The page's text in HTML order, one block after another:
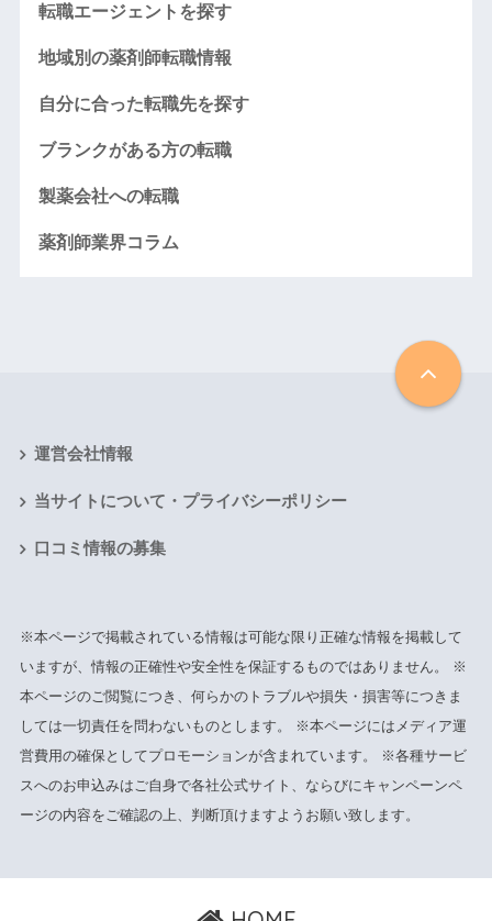
転職エージェントを探す
地域別の薬剤師転職情報
自分に合った転職先を探す
ブランクがある方の転職
製薬会社への転職
薬剤師業界コラム
運営会社情報
当サイトについて・プライバシーポリシー
口コミ情報の募集
※本ページで掲載されている情報は可能な限り正確な情報を掲載して
いますが、情報の正確性や安全性を保証するものではありません。 ※
本ページのご閲覧につき、何らかのトラブルや損失・損害等につきま
しては一切責任を問わないものとします。 ※本ページにはメディア運
営費用の確保としてプロモーションが含まれています。 ※各種サービ
スへのお申込みはご自身で各社公式サイト、ならびにキャンペーンペ
ージの内容をご確認の上、判断頂けますようお願い致します。